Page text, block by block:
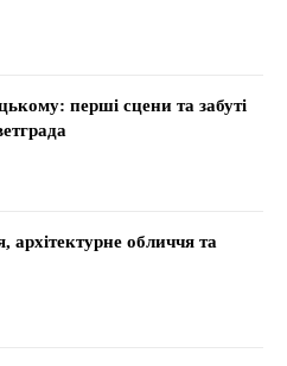
перші сцени та забуті
архітектурне обличчя та